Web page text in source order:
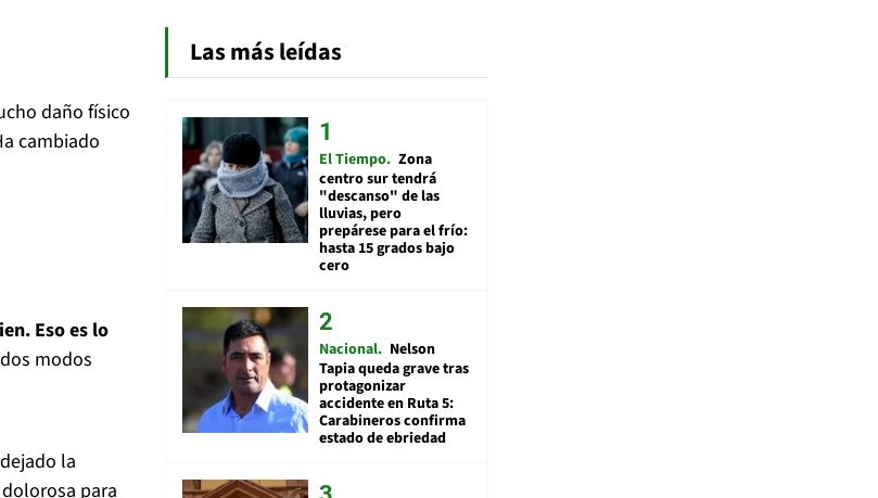
daño físico
cambiado
Eso es lo
modos
la
para
Las más leídas
El Tiempo Zona
centro sur tendrá
"descanso" de las
lluvias, pero
prepárese para el frío:
hasta 15 grados bajo
cero
Nacional Nelson
Tapia queda grave tras
protagonizar
accidente en Ruta 5:
Carabineros confirma
estado de ebriedad